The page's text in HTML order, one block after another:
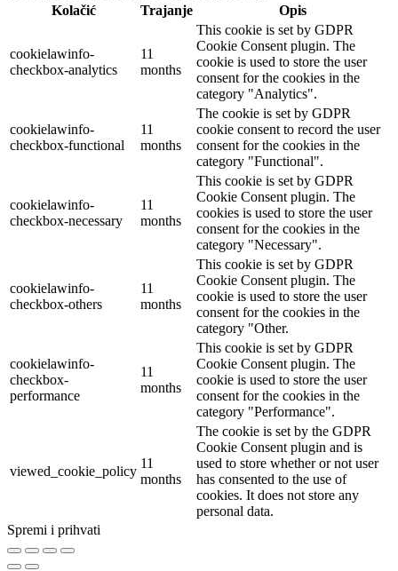
Kolačić
Trajanje Opis
cookielawinfo-
checkbox-analytics
11
months
This cookie is set by GDPR
Cookie Consent plugin. The
cookie is used to store the user
consent for the cookies in the
category "Analytics".
cookielawinfo-
checkbox-functional
11
months
The cookie is set by GDPR
cookie consent to record the user
consent for the cookies in the
category "Functional".
cookielawinfo-
checkbox-necessary
11
months
This cookie is set by GDPR
Cookie Consent plugin. The
cookies is used to store the user
consent for the cookies in the
category "Necessary".
cookielawinfo-
checkbox-others
11
months
This cookie is set by GDPR
Cookie Consent plugin. The
cookie is used to store the user
consent for the cookies in the
category "Other.
cookielawinfo-
checkbox-
performance
11
months
This cookie is set by GDPR
Cookie Consent plugin. The
cookie is used to store the user
consent for the cookies in the
category "Performance".
viewed_cookie_policy
11
months
The cookie is set by the GDPR
Cookie Consent plugin and is
used to store whether or not user
has consented to the use of
cookies. It does not store any
personal data.
Spremi i prihvati